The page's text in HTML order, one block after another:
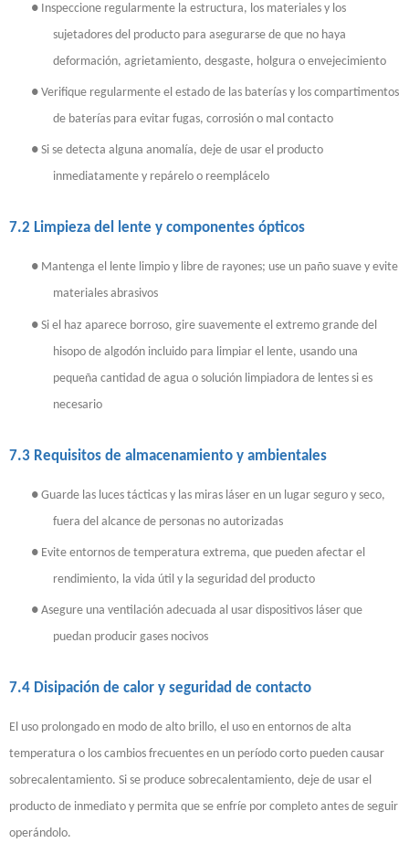
● Inspeccione regularmente la estructura, los materiales y los
sujetadores del producto para asegurarse de que no haya
deformación, agrietamiento, desgaste, holgura o envejecimiento
● Verifique regularmente el estado de las baterías y los compartimentos
de baterías para evitar fugas, corrosión o mal contacto
● Si se detecta alguna anomalía, deje de usar el producto
inmediatamente y repárelo o reemplácelo
7.2 Limpieza del lente y componentes ópticos
● Mantenga el lente limpio y libre de rayones; use un paño suave y evite
materiales abrasivos
● Si el haz aparece borroso, gire suavemente el extremo grande del
hisopo de algodón incluido para limpiar el lente, usando una
pequeña cantidad de agua o solución limpiadora de lentes si es
necesario
7.3 Requisitos de almacenamiento y ambientales
● Guarde las luces tácticas y las miras láser en un lugar seguro y seco,
fuera del alcance de personas no autorizadas
● Evite entornos de temperatura extrema, que pueden afectar el
rendimiento, la vida útil y la seguridad del producto
● Asegure una ventilación adecuada al usar dispositivos láser que
puedan producir gases nocivos
7.4 Disipación de calor y seguridad de contacto
El uso prolongado en modo de alto brillo, el uso en entornos de alta
temperatura o los cambios frecuentes en un período corto pueden causar
sobrecalentamiento. Si se produce sobrecalentamiento, deje de usar el
producto de inmediato y permita que se enfríe por completo antes de seguir
operándolo.